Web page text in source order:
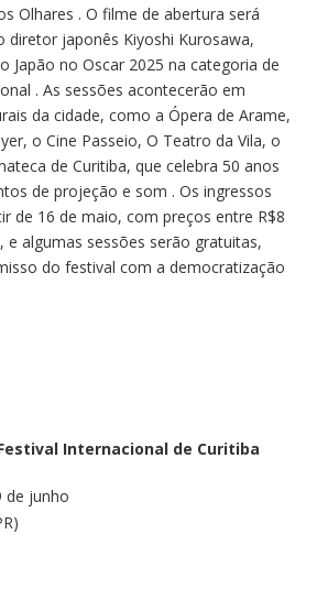
Olhares . O filme de abertura será
diretor japonês Kiyoshi Kurosawa,
Japão no Oscar 2025 na categoria de
. As sessões acontecerão em
da cidade, como a Ópera de Arame,
o Cine Passeio, O Teatro da Vila, o
de Curitiba, que celebra 50 anos
de projeção e som . Os ingressos
de 16 de maio, com preços entre R$8
e algumas sessões serão gratuitas,
do festival com a democratização
Internacional de Curitiba
de junho